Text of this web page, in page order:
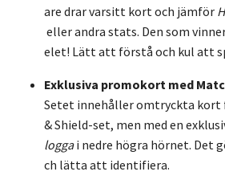
are drarvarsitt kort och jämför
ellerandra stats. Den som
elet! Lätt att förstå och kul att
Exklusiva promokort med
Setet innehålleromtryckta kort
&Shield-set, men med en
logga i nedre högra hörnet. Det
ch lätta att identifiera.